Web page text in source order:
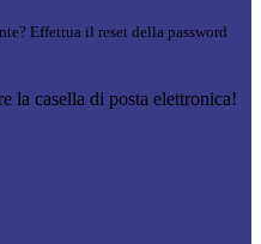
Effettua il reset della password
la casella di posta elettronica!